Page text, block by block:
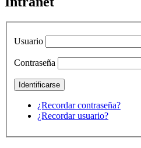
Usuario
Contraseña
¿Recordar contraseña?
¿Recordar usuario?